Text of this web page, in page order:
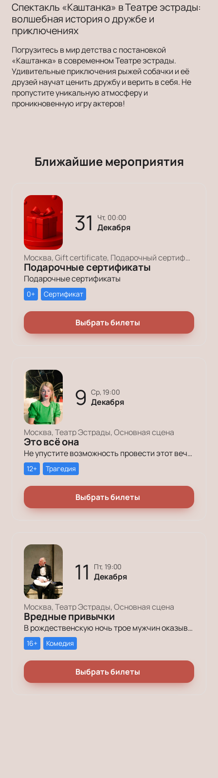
Спектакль «Каштанка» в Театре эстрады:
волшебная история о дружбе и
приключениях
Погрузитесь в мир детства с постановкой
«Каштанка» в современном Театре эстрады.
Удивительные приключения рыжей собачки и её
друзей научат ценить дружбу и верить в себя. Не
пропустите уникальную атмосферу и
проникновенную игру актеров!
Ближайшие мероприятия
31 чт, 00:00
Декабря
Москва, Gift certificate, Подарочный сертификат
Подарочные сертификаты
Подарочные сертификаты
0+ Сертификат
Выбрать билеты
9 ср, 19:00
Декабря
Москва, Театр Эстрады, Основная сцена
Это всё она
Не упустите возможность провести этот вечер в компании героев постановки «Это всё она»!
12+ Трагедия
Выбрать билеты
11 пт, 19:00
Декабря
Москва, Театр Эстрады, Основная сцена
Вредные привычки
В рождественскую ночь трое мужчин оказываются в КПЗ за административные правонарушения. Один – за курение в неположенном месте, второй – за алкогольное опьянение, третий – за превышение скорости.
16+ Комедия
Выбрать билеты